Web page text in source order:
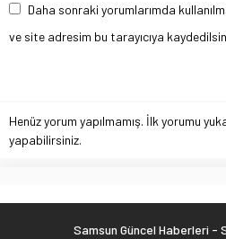
Daha sonraki yorumlarımda
ve site adresim bu tarayıcıya
Henüz yorum yapılmamış. İlk yorumu
yapabilirsiniz.
Samsun Güncel Haberleri -